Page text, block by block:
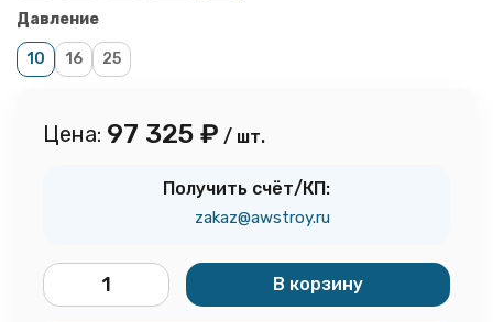
Давление
10 16 25
Цена: 97 325 ₽ / шт.
Получить счёт/КП:
zakaz@awstroy.ru
В корзину